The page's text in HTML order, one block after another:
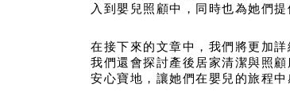
入到嬰兒照顧中，同時也為她們提
在接下來的文章中，我們將更加
我們還會探討產後居家清潔與照
安心寶地，讓她們在嬰兒的旅程中